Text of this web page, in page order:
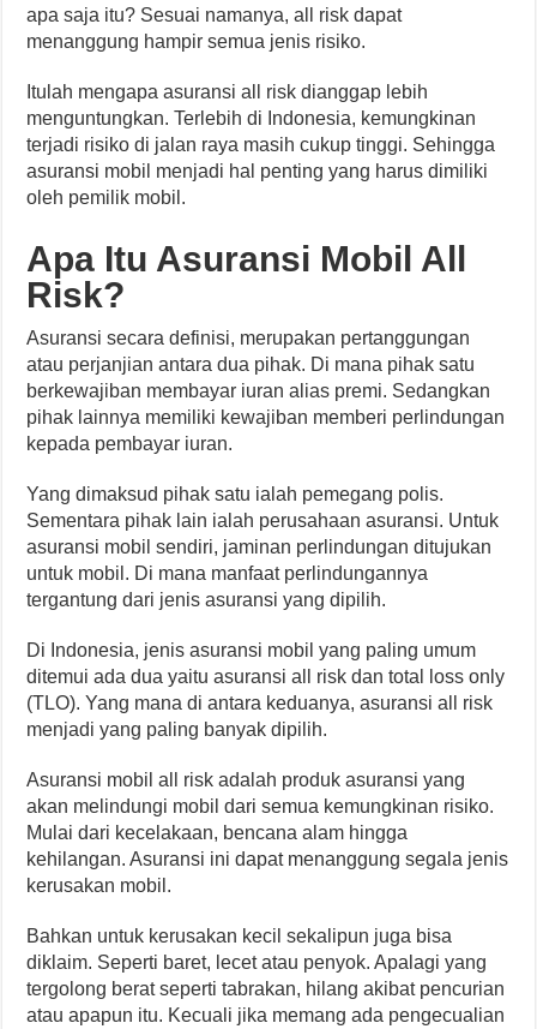
apa saja itu? Sesuai namanya, all risk dapat
menanggung hampir semua jenis risiko.
Itulah mengapa asuransi all risk dianggap lebih
menguntungkan. Terlebih di Indonesia, kemungkinan
terjadi risiko di jalan raya masih cukup tinggi. Sehingga
asuransi mobil menjadi hal penting yang harus dimiliki
oleh pemilik mobil.
Apa Itu Asuransi Mobil All
Risk?
Asuransi secara definisi, merupakan pertanggungan
atau perjanjian antara dua pihak. Di mana pihak satu
berkewajiban membayar iuran alias premi. Sedangkan
pihak lainnya memiliki kewajiban memberi perlindungan
kepada pembayar iuran.
Yang dimaksud pihak satu ialah pemegang polis.
Sementara pihak lain ialah perusahaan asuransi. Untuk
asuransi mobil sendiri, jaminan perlindungan ditujukan
untuk mobil. Di mana manfaat perlindungannya
tergantung dari jenis asuransi yang dipilih.
Di Indonesia, jenis asuransi mobil yang paling umum
ditemui ada dua yaitu asuransi all risk dan total loss only
(TLO). Yang mana di antara keduanya, asuransi all risk
menjadi yang paling banyak dipilih.
Asuransi mobil all risk adalah produk asuransi yang
akan melindungi mobil dari semua kemungkinan risiko.
Mulai dari kecelakaan, bencana alam hingga
kehilangan. Asuransi ini dapat menanggung segala jenis
kerusakan mobil.
Bahkan untuk kerusakan kecil sekalipun juga bisa
diklaim. Seperti baret, lecet atau penyok. Apalagi yang
tergolong berat seperti tabrakan, hilang akibat pencurian
atau apapun itu. Kecuali jika memang ada pengecualian